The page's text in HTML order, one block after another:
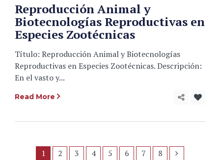
Reproducción Animal y
Biotecnologías Reproductivas en
Especies Zootécnicas
Título: Reproducción Animal y Biotecnologías
Reproductivas en Especies Zootécnicas. Descripción:
En el vasto y...
Read More
1 2 3 4 5 6 7 8